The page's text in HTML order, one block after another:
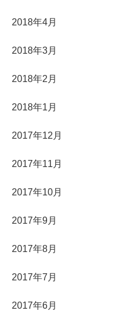
2018年4月
2018年3月
2018年2月
2018年1月
2017年12月
2017年11月
2017年10月
2017年9月
2017年8月
2017年7月
2017年6月